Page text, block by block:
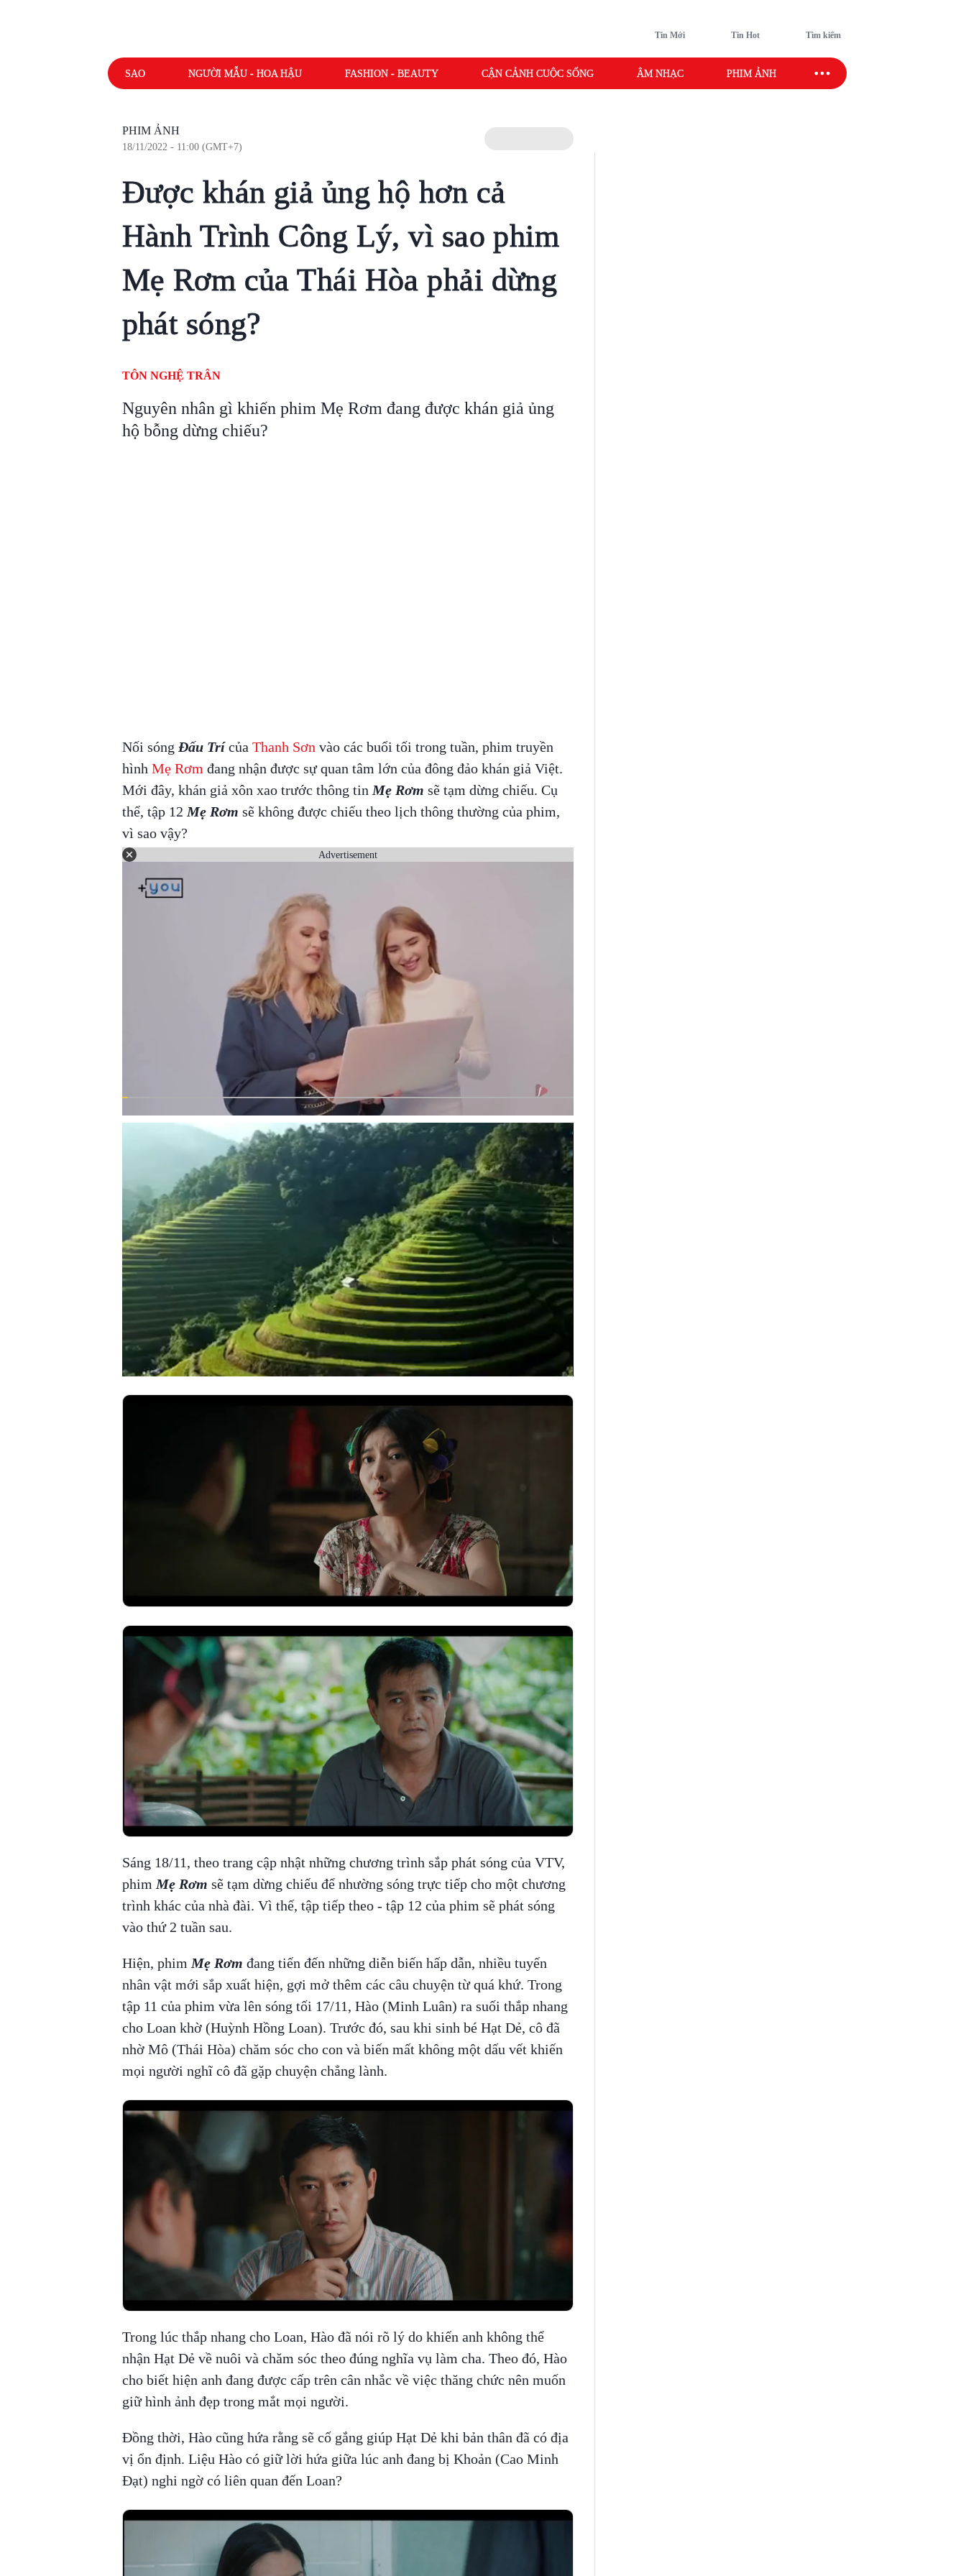
Tin Mới Tin Hot Tìm kiếm
SAO NGƯỜI MẪU - HOA HẬU FASHION - BEAUTY CẬN CẢNH CUỘC SỐNG ÂM NHẠC PHIM ẢNH SAO SPORT
PHIM ẢNH
18/11/2022 - 11:00 (GMT+7)
Được khán giả ủng hộ hơn cả
Hành Trình Công Lý, vì sao phim
Mẹ Rơm của Thái Hòa phải dừng
phát sóng?
TÔN NGHỆ TRÂN
Nguyên nhân gì khiến phim Mẹ Rơm đang được khán giả ủng
hộ bỗng dừng chiếu?
Nối sóng Đấu Trícủa Thanh Sơn vào các buổi tối trong tuần, phim truyền
hình Mẹ Rơm đang nhận được sự quan tâm lớn của đông đảo khán giả Việt.
Mới đây, khán giả xôn xao trước thông tin Mẹ Rơm sẽ tạm dừng chiếu. Cụ
thể, tập 12 Mẹ Rơm sẽ không được chiếu theo lịch thông thường của phim,
vì sao vậy?
Advertisement
Sáng 18/11, theo trang cập nhật những chương trình sắp phát sóng của VTV,
phim Mẹ Rơm sẽ tạm dừng chiếu để nhường sóng trực tiếp cho một chương
trình khác của nhà đài. Vì thế, tập tiếp theo - tập 12 của phim sẽ phát sóng
vào thứ 2 tuần sau.
Hiện, phim Mẹ Rơm đang tiến đến những diễn biến hấp dẫn, nhiều tuyến
nhân vật mới sắp xuất hiện, gợi mở thêm các câu chuyện từ quá khứ. Trong
tập 11 của phim vừa lên sóng tối 17/11, Hào (Minh Luân) ra suối thắp nhang
cho Loan khờ (Huỳnh Hồng Loan). Trước đó, sau khi sinh bé Hạt Dẻ, cô đã
nhờ Mô (Thái Hòa) chăm sóc cho con và biến mất không một dấu vết khiến
mọi người nghĩ cô đã gặp chuyện chẳng lành.
Trong lúc thắp nhang cho Loan, Hào đã nói rõ lý do khiến anh không thể
nhận Hạt Dẻ về nuôi và chăm sóc theo đúng nghĩa vụ làm cha. Theo đó, Hào
cho biết hiện anh đang được cấp trên cân nhắc về việc thăng chức nên muốn
giữ hình ảnh đẹp trong mắt mọi người.
Đồng thời, Hào cũng hứa rằng sẽ cố gắng giúp Hạt Dẻ khi bản thân đã có địa
vị ổn định. Liệu Hào có giữ lời hứa giữa lúc anh đang bị Khoản (Cao Minh
Đạt) nghi ngờ có liên quan đến Loan?